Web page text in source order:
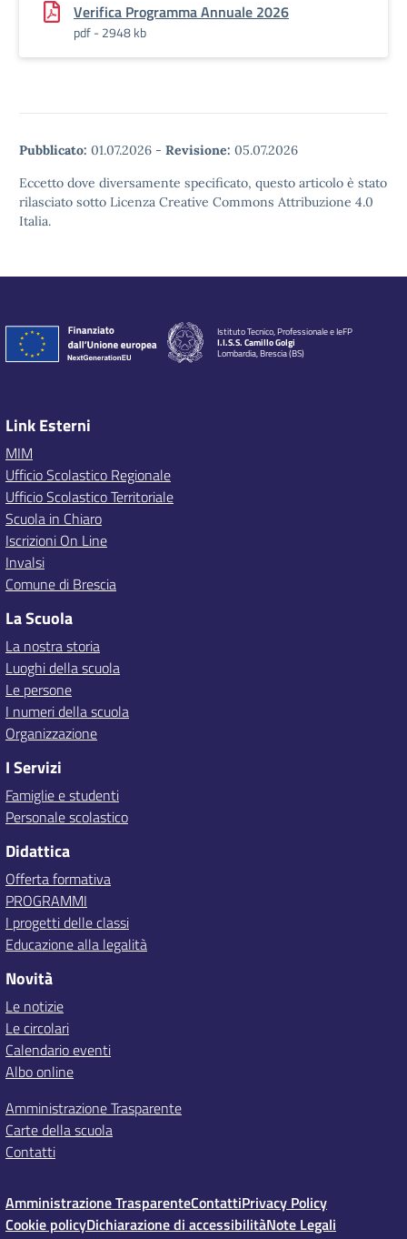
Verifica Programma Annuale 2026
pdf - 2948 kb
Pubblicato: 01.07.2026 - Revisione: 05.07.2026
Eccetto dove diversamente specificato, questo articolo è stato
rilasciato sotto Licenza Creative Commons Attribuzione 4.0
Italia.
Istituto Tecnico, Professionale e IeFP
I.I.S.S. Camillo Golgi
Lombardia, Brescia (BS)
Link Esterni
MIM
Ufficio Scolastico Regionale
Ufficio Scolastico Territoriale
Scuola in Chiaro
Iscrizioni On Line
Invalsi
Comune di Brescia
La Scuola
La nostra storia
Luoghi della scuola
Le persone
I numeri della scuola
Organizzazione
I Servizi
Famiglie e studenti
Personale scolastico
Didattica
Offerta formativa
PROGRAMMI
I progetti delle classi
Educazione alla legalità
Novità
Le notizie
Le circolari
Calendario eventi
Albo online
Amministrazione Trasparente
Carte della scuola
Contatti
Amministrazione TrasparenteContattiPrivacy Policy
Cookie policyDichiarazione di accessibilitàNote Legali